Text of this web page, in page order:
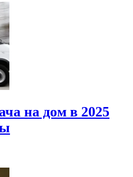
на дом в 2025